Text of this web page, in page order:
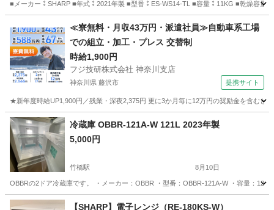
■メーカー⁑SHARP ■年式⁑2021年製 ■型番⁑ES-WS14-TL ■容量⁑11KG ■乾燥容量
保谷駅 生活家電
≪寮無料・月収43万円・派遣社員≫自動車系工場
での組立・加工・プレス 交替制
時給1,900円
フジ技研株式会社 神奈川支店
神奈川県 藤沢市 提携サイト
★新年度時給UP1,900円／残業・深夜2,375円 更に3か月毎に12万円の奨励金を含む
神奈川 藤沢市 その他
冷蔵庫 OBBR-121A-W 121L 2023年製
5,000円
竹橋駅 8月10日
OBBRの2ドア冷蔵庫です。 ・メーカー：OBBR ・型番：OBBR-121A-W ・容量：
東京 千代田区 キッチン家電
【SHARP】電子レンジ（RE-180KS-W）